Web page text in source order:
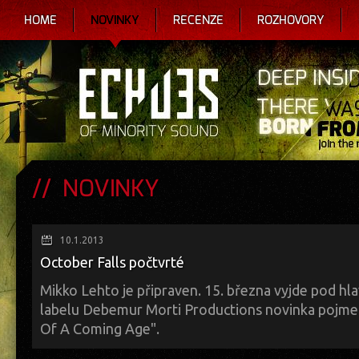
HOME NOVINKY RECENZE ROZHOVORY
NOVINKY
10.1.2013
October Falls počtvrté
Mikko Lehto je připraven. 15. března vyjde pod
labelu Debemur Morti Productions novinka
Of A Coming Age".